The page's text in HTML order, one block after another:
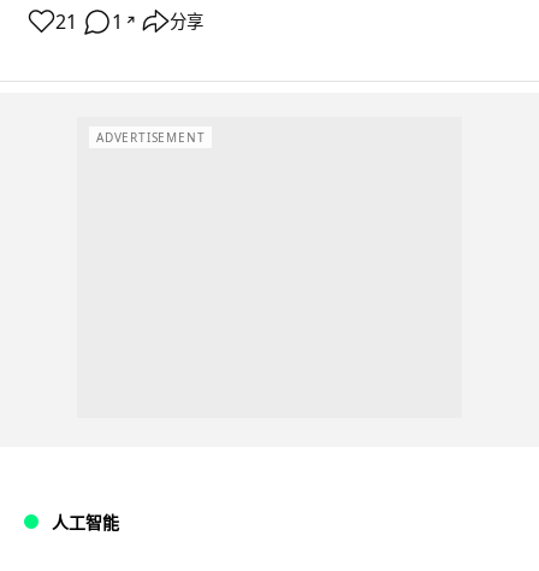
21 1 ↗ 分享
ADVERTISEMENT
人工智能